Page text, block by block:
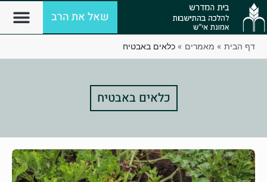
שאל את הרב
דף הבית » מאמרים » כלאים באבטיח
כלאים באבטיח